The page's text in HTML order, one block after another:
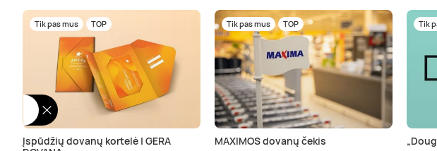
Tik pas mus TOP
Įspūdžių dovanų kortelė | GERA
Tik pas mus TOP
MAXIMOS dovanų čekis
Tik